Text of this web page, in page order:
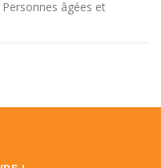
Personnes âgées et